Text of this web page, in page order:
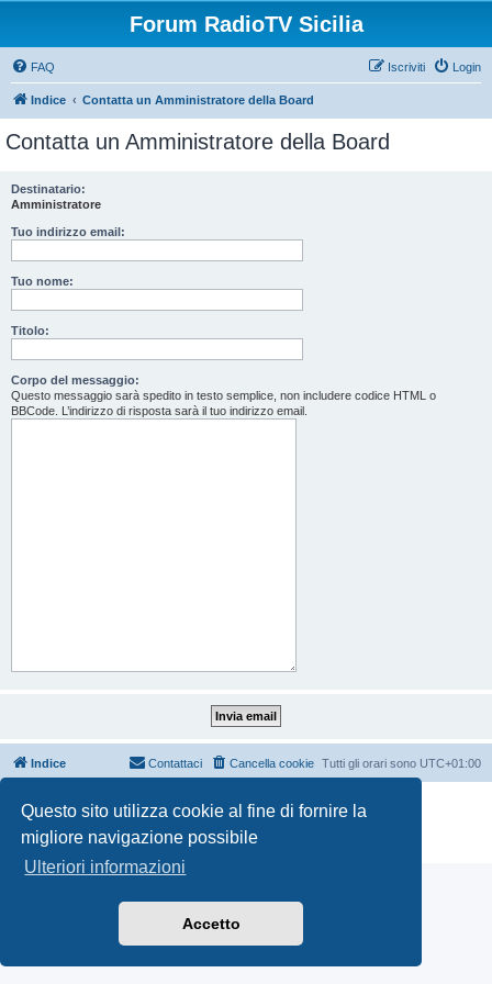
Questo sito utilizza cookie al fine di fornire la
migliore navigazione possibile
Ulteriori informazioni
Accetto
Forum RadioTV Sicilia
FAQ Login
Iscriviti
Indice Contatta un Amministratore della Board
Contatta un Amministratore della Board
Destinatario:
Amministratore
Tuo indirizzo email:
Tuo nome:
Titolo:
Corpo del messaggio:
Questo messaggio sarà spedito in testo semplice, non includere codice HTML o
BBCode. L’indirizzo di risposta sarà il tuo indirizzo email.
Indice Tutti gli orari sono UTC+01:00
Cancella cookie
Contattaci
Creato da
® Forum Software © phpBB Limited
Privacy|Condizioni